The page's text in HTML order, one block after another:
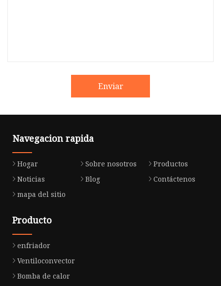
Enviar
Navegacion rapida
Hogar Sobre nosotros
Productos
Noticias
Blog
Contáctenos
mapa del sitio
Producto
enfriador
Ventiloconvector
Bomba de calor